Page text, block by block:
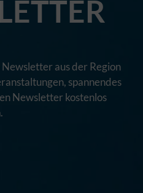
aus der Region
spannendes
Newsletter kostenlos